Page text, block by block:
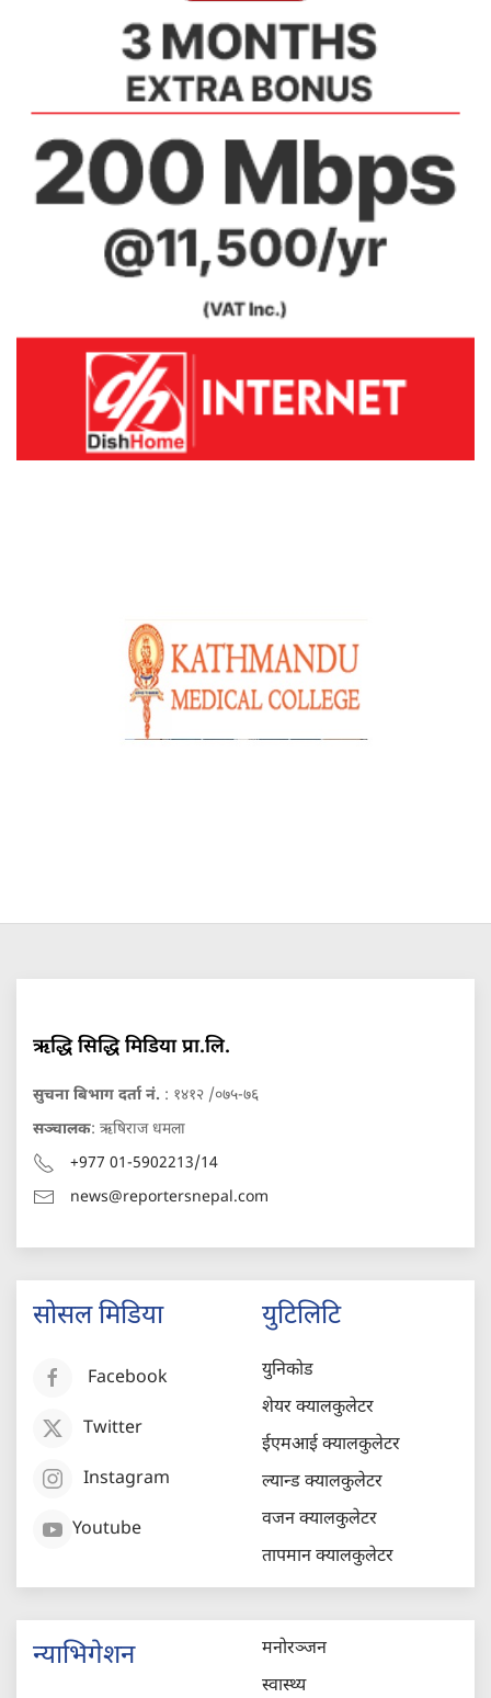
ऋद्धि सिद्धि मिडिया प्रा.लि.
सुचना बिभाग दर्ता नं. : १४१२ /०७५-७६
सञ्चालक: ऋषिराज धमला
+977 01-5902213/14
news@reportersnepal.com
सोसल मिडिया
Facebook
Twitter
Instagram
Youtube
युटिलिटि
युनिकोड
शेयर क्यालकुलेटर
ईएमआई क्यालकुलेटर
ल्यान्ड क्यालकुलेटर
वजन क्यालकुलेटर
तापमान क्यालकुलेटर
न्याभिगेशन
मनोरञ्जन
स्वास्थ्य